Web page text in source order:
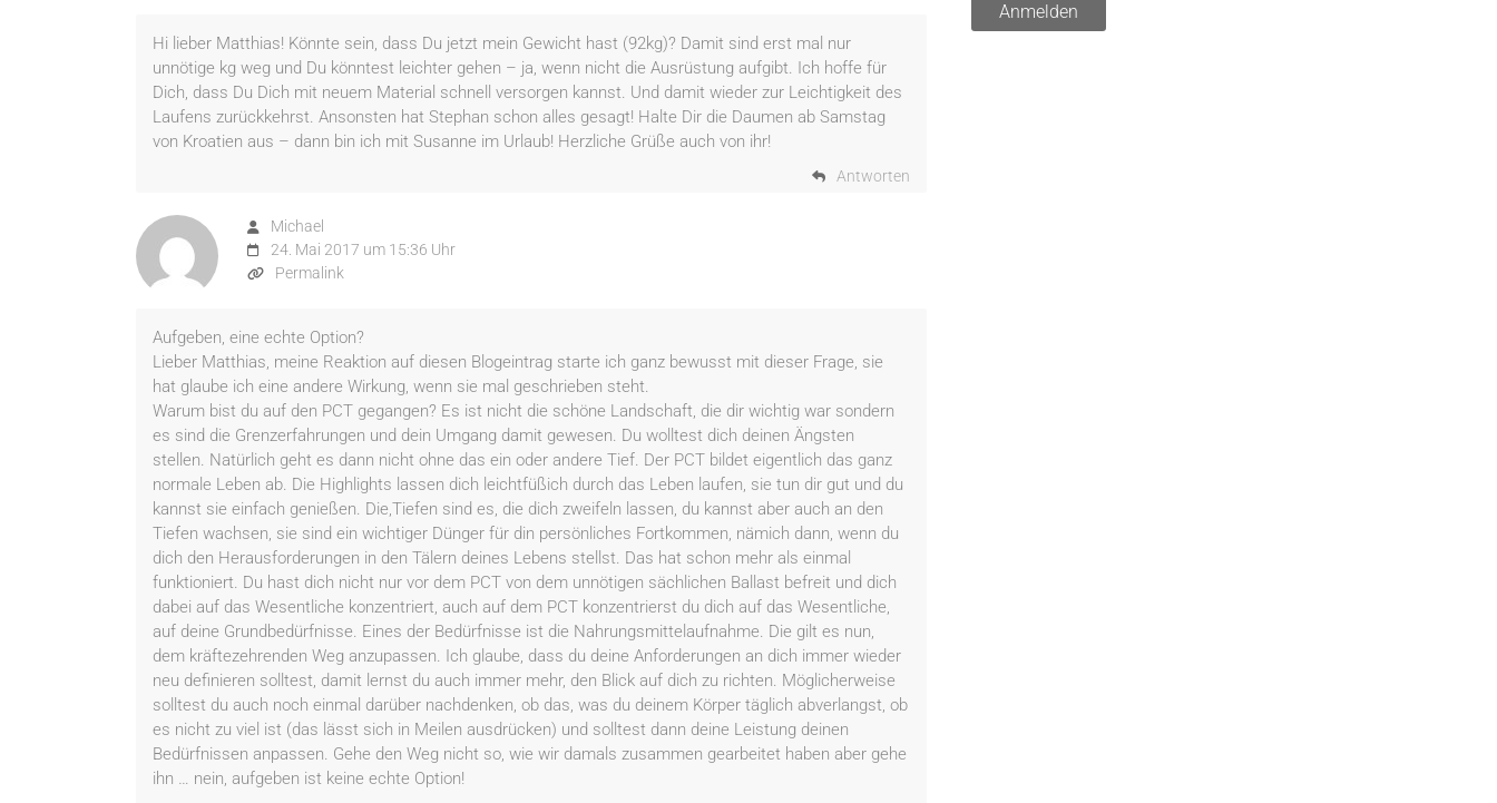
Hi lieber Matthias! Könnte sein, dass Du jetzt mein Gewicht hast (92kg)? Damit sind erst mal nur
unnötige kg weg und Du könntest leichter gehen – ja, wenn nicht die Ausrüstung aufgibt. Ich hoffe für
Dich, dass Du Dich mit neuem Material schnell versorgen kannst. Und damit wieder zur Leichtigkeit des
Laufens zurückkehrst. Ansonsten hat Stephan schon alles gesagt! Halte Dir die Daumen ab Samstag
von Kroatien aus – dann bin ich mit Susanne im Urlaub! Herzliche Grüße auch von ihr!
Antworten
Michael
24. Mai 2017 um 15:36 Uhr
Permalink
Aufgeben, eine echte Option?
Lieber Matthias, meine Reaktion auf diesen Blogeintrag starte ich ganz bewusst mit dieser Frage, sie
hat glaube ich eine andere Wirkung, wenn sie mal geschrieben steht.
Warum bist du auf den PCT gegangen? Es ist nicht die schöne Landschaft, die dir wichtig war sondern
es sind die Grenzerfahrungen und dein Umgang damit gewesen. Du wolltest dich deinen Ängsten
stellen. Natürlich geht es dann nicht ohne das ein oder andere Tief. Der PCT bildet eigentlich das ganz
normale Leben ab. Die Highlights lassen dich leichtfüßich durch das Leben laufen, sie tun dir gut und du
kannst sie einfach genießen. Die,Tiefen sind es, die dich zweifeln lassen, du kannst aber auch an den
Tiefen wachsen, sie sind ein wichtiger Dünger für din persönliches Fortkommen, nämich dann, wenn du
dich den Herausforderungen in den Tälern deines Lebens stellst. Das hat schon mehr als einmal
funktioniert. Du hast dich nicht nur vor dem PCT von dem unnötigen sächlichen Ballast befreit und dich
dabei auf das Wesentliche konzentriert, auch auf dem PCT konzentrierst du dich auf das Wesentliche,
auf deine Grundbedürfnisse. Eines der Bedürfnisse ist die Nahrungsmittelaufnahme. Die gilt es nun,
dem kräftezehrenden Weg anzupassen. Ich glaube, dass du deine Anforderungen an dich immer wieder
neu definieren solltest, damit lernst du auch immer mehr, den Blick auf dich zu richten. Möglicherweise
solltest du auch noch einmal darüber nachdenken, ob das, was du deinem Körper täglich abverlangst, ob
es nicht zu viel ist (das lässt sich in Meilen ausdrücken) und solltest dann deine Leistung deinen
Bedürfnissen anpassen. Gehe den Weg nicht so, wie wir damals zusammen gearbeitet haben aber gehe
ihn … nein, aufgeben ist keine echte Option!